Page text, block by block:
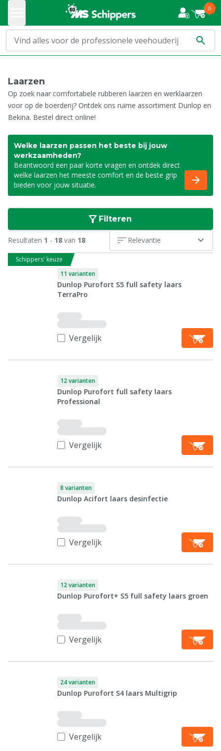
0
Laarzen
Op zoek naar comfortabele rubberen laarzen en werklaarzen
voor op de boerderij? Ontdek ons ruime assortiment Dunlop en
Bekina. Bestel direct online!
Welke laarzen passen het beste bij jouw
werkzaamheden?
Beantwoord een paar korte vragen en ontdek direct
welke laarzen het meeste comfort en de beste grip
bieden voor jouw situatie.
Filteren
Resultaten 1 - 18 van 18 Relevantie
Schippers' keuze
11 varianten
Dunlop Purofort S5 full safety laars
TerraPro
Vergelijk
12 varianten
Dunlop Purofort full safety laars
Professional
Vergelijk
8 varianten
Dunlop Acifort laars desinfectie
Vergelijk
12 varianten
Dunlop Purofort+ S5 full safety laars groen
Vergelijk
24 varianten
Dunlop Purofort S4 laars Multigrip
Vergelijk